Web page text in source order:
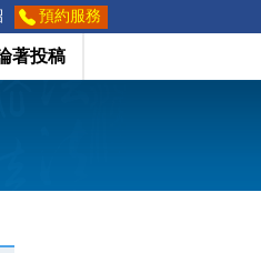
預約服務
著投稿